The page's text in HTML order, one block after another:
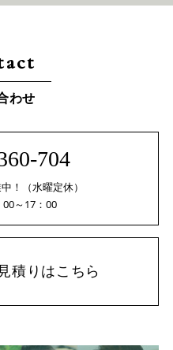
わせ
704
！（水曜定休）
～17：00
積りはこちら